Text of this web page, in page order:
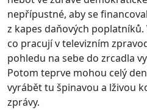
nepřípustné, aby se
z kapes daňových
co pracují v televizním
pohledu na sebe do zrcadla
Potom teprve mohou celý
vyrábět tu špinavou a lživou
zprávy.